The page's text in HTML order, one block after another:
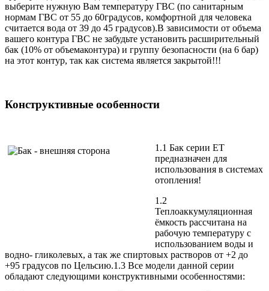
выберите нужную Вам температуру ГВС (по санитарным
нормам ГВС от 55 до 60градусов, комфортной для человека
считается вода от 39 до 45 градусов).В зависимости от объема
вашего контура ГВС не забудьте установить расширительный
бак (10% от объемаконтура) и группу безопасности (на 6 бар)
на этот контур, так как система является закрытой!!!
Конструктивные особенности
1.1 Бак серии ET
предназначен для
использования в системах
отопления!
1.2
Теплоаккумуляционная
ёмкость рассчитана на
рабочую температуру с
использованием воды и
водно- гликолевых, а так же спиртовых растворов от +2 до
+95 градусов по Цельсию.1.3 Все модели данной серии
обладают следующими конструктивными особенностями: